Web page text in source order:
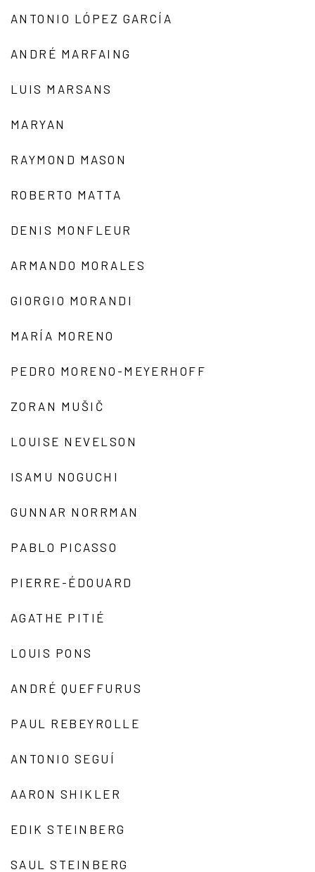
ANTONIO LÓPEZ GARCÍA
ANDRÉ MARFAING
LUIS MARSANS
MARYAN
RAYMOND MASON
ROBERTO MATTA
DENIS MONFLEUR
ARMANDO MORALES
GIORGIO MORANDI
MARÍA MORENO
PEDRO MORENO-MEYERHOFF
ZORAN MUŠIČ
LOUISE NEVELSON
ISAMU NOGUCHI
GUNNAR NORRMAN
PABLO PICASSO
PIERRE-ÉDOUARD
AGATHE PITIÉ
LOUIS PONS
ANDRÉ QUEFFURUS
PAUL REBEYROLLE
ANTONIO SEGUÍ
AARON SHIKLER
EDIK STEINBERG
SAUL STEINBERG